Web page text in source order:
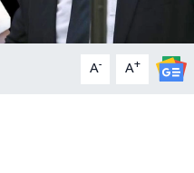
A- A+